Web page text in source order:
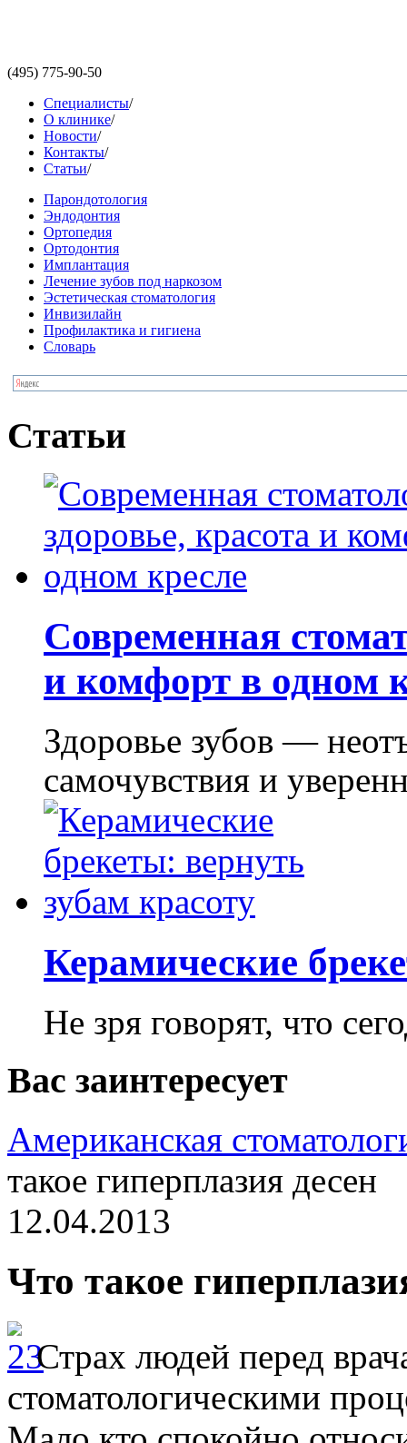
(495) 775-90-50
Специалисты/
О клинике/
Новости/
Контакты/
Статьи/
Парондотология
Эндодонтия
Ортопедия
Ортодонтия
Имплантация
Лечение зубов под наркозом
Эстетическая стоматология
Инвизилайн
Профилактика и гигиена
Словарь
Статьи
Современная
и комфорт в одном
Здоровье зубов —
самочувствия и
Керамические
Не зря говорят, что
Вас заинтересует
Американская
такое гиперплазия десен
12.04.2013
Что такое
Страх людей перед
стоматологическими